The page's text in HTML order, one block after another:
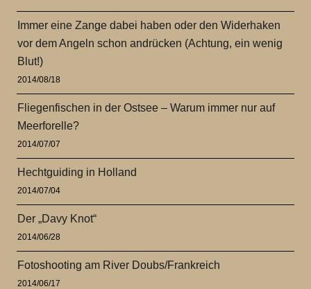
Immer eine Zange dabei haben oder den Widerhaken
vor dem Angeln schon andrücken (Achtung, ein wenig
Blut!)
2014/08/18
Fliegenfischen in der Ostsee – Warum immer nur auf
Meerforelle?
2014/07/07
Hechtguiding in Holland
2014/07/04
Der „Davy Knot“
2014/06/28
Fotoshooting am River Doubs/Frankreich
2014/06/17